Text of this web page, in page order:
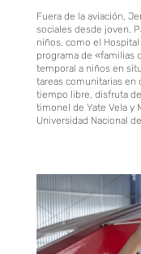
Fuera de la aviación,
sociales desde joven.
niños, como el
programa de «familias
temporal a niños en
tareas comunitarias en
tiempo libre, disfruta
timonel de Yate Vela y
Universidad Nacional